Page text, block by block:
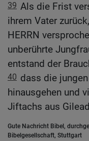
39 Als die Frist
ihrem Vater
HERRN
unberührte
entstand der
40 dass die
hinausgehen und
Jiftachs aus
Gute Nachricht Bibel,
Bibelgesellschaft, Stuttgart